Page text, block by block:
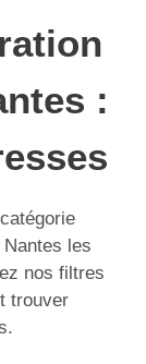
:
les
nos filtres
trouver